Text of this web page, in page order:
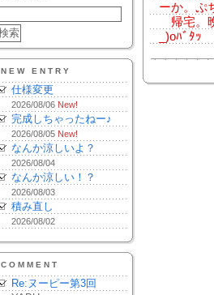
NEW ENTRY
仕様変更
2026/08/06 New!
完成しちゃったねー♪
2026/08/05 New!
なんか涼しいよ？
2026/08/04
なんか涼しい！？
2026/08/03
積み直し
2026/08/02
COMMENT
Re:ヌーピー第3回
ーか。ぷ
帰宅。
_)oﾊﾞﾀｯ